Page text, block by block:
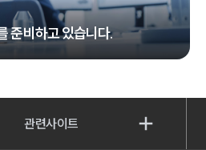
준비하고 있습니다.
관련사이트